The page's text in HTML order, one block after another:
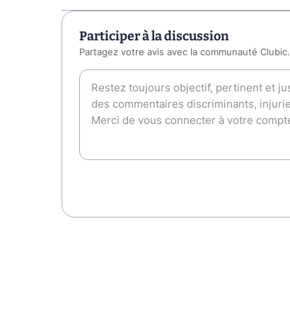
Participer à la discussion
Partagez votre avis avec la communauté Clubic.